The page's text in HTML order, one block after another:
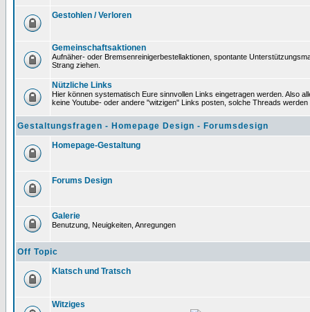
Gestohlen / Verloren
Gemeinschaftsaktionen
Aufnäher- oder Bremsenreinigerbestellaktionen, spontante
Strang ziehen.
Nützliche Links
Hier können systematisch Eure sinnvollen Links eingetragen werden. Also
keine Youtube- oder andere "witzigen" Links posten, solche Threads
Gestaltungsfragen - Homepage Design - Forumsdesign
Homepage-Gestaltung
Forums Design
Galerie
Benutzung, Neuigkeiten, Anregungen
Off Topic
Klatsch und Tratsch
Witziges